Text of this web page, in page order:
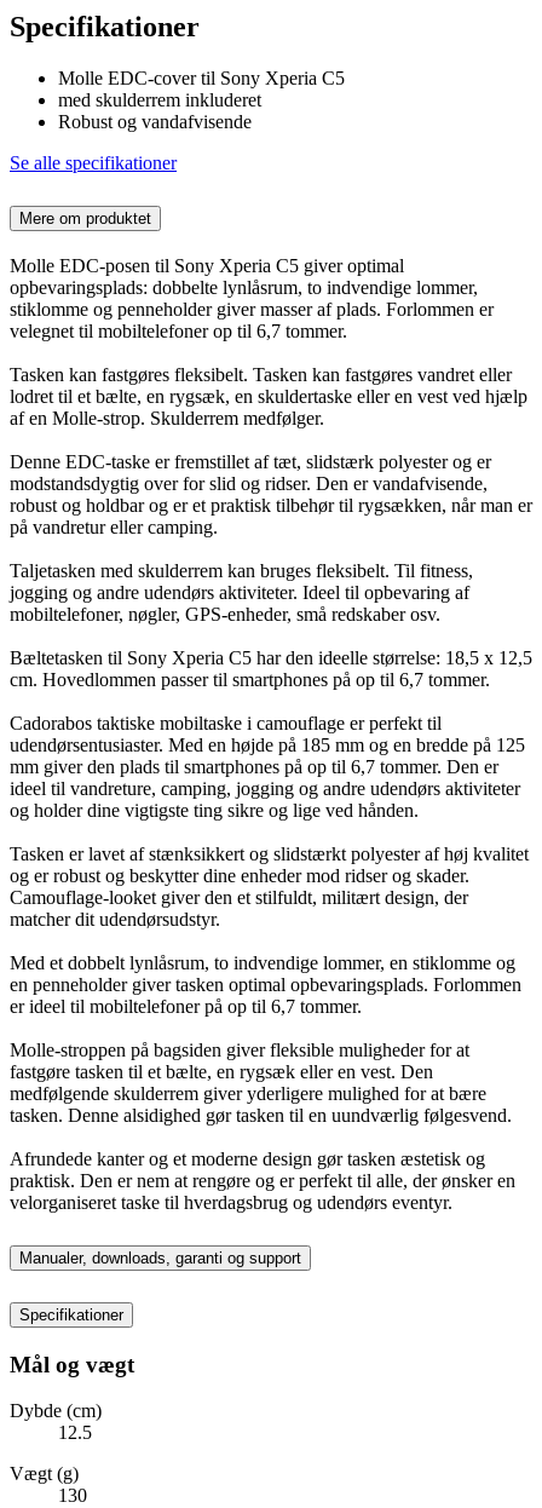
Specifikationer
Molle EDC-cover til Sony Xperia C5
med skulderrem inkluderet
Robust og vandafvisende
Se alle specifikationer
Mere om produktet
Molle EDC-posen til Sony Xperia C5 giver optimal
opbevaringsplads: dobbelte lynlåsrum, to indvendige lommer,
stiklomme og penneholder giver masser af plads. Forlommen er
velegnet til mobiltelefoner op til 6,7 tommer.
Tasken kan fastgøres fleksibelt. Tasken kan fastgøres vandret eller
lodret til et bælte, en rygsæk, en skuldertaske eller en vest ved hjælp
af en Molle-strop. Skulderrem medfølger.
Denne EDC-taske er fremstillet af tæt, slidstærk polyester og er
modstandsdygtig over for slid og ridser. Den er vandafvisende,
robust og holdbar og er et praktisk tilbehør til rygsækken, når man er
på vandretur eller camping.
Taljetasken med skulderrem kan bruges fleksibelt. Til fitness,
jogging og andre udendørs aktiviteter. Ideel til opbevaring af
mobiltelefoner, nøgler, GPS-enheder, små redskaber osv.
Bæltetasken til Sony Xperia C5 har den ideelle størrelse: 18,5 x 12,5
cm. Hovedlommen passer til smartphones på op til 6,7 tommer.
Cadorabos taktiske mobiltaske i camouflage er perfekt til
udendørsentusiaster. Med en højde på 185 mm og en bredde på 125
mm giver den plads til smartphones på op til 6,7 tommer. Den er
ideel til vandreture, camping, jogging og andre udendørs aktiviteter
og holder dine vigtigste ting sikre og lige ved hånden.
Tasken er lavet af stænksikkert og slidstærkt polyester af høj kvalitet
og er robust og beskytter dine enheder mod ridser og skader.
Camouflage-looket giver den et stilfuldt, militært design, der
matcher dit udendørsudstyr.
Med et dobbelt lynlåsrum, to indvendige lommer, en stiklomme og
en penneholder giver tasken optimal opbevaringsplads. Forlommen
er ideel til mobiltelefoner på op til 6,7 tommer.
Molle-stroppen på bagsiden giver fleksible muligheder for at
fastgøre tasken til et bælte, en rygsæk eller en vest. Den
medfølgende skulderrem giver yderligere mulighed for at bære
tasken. Denne alsidighed gør tasken til en uundværlig følgesvend.
Afrundede kanter og et moderne design gør tasken æstetisk og
praktisk. Den er nem at rengøre og er perfekt til alle, der ønsker en
velorganiseret taske til hverdagsbrug og udendørs eventyr.
Manualer, downloads, garanti og support
Specifikationer
Mål og vægt
Dybde (cm)
12.5
Vægt (g)
130